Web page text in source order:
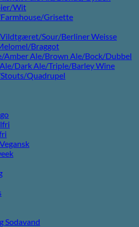
Wit
Grisette
Sour/Berliner Weisse
Braggot
Amber Ale/Brown Ale/Bock/Dubbel
Dark Ale/Triple/Barley Wine
Quadrupel
Sodavand